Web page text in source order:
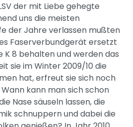
der mit Liebe gehegte
uns die meisten
der Jahre verlassen mußten
Faserverbundgerät ersetzt
K 8 behalten und werden das
sie im Winter 2009/10 die
hat, erfreut sie sich noch
kann man sich schon
Nase säuseln lassen, die
schnuppern und dabei die